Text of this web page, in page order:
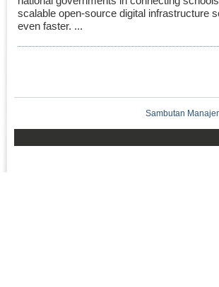
scalable open-source digital infrastructure
even faster. ...
Sambutan